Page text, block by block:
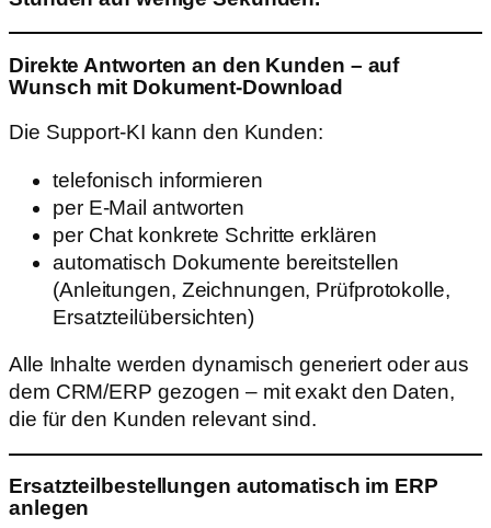
Direkte Antworten an den Kunden – auf
Wunsch mit Dokument-Download
Die Support-KI kann den Kunden:
telefonisch informieren
per E-Mail antworten
per Chat konkrete Schritte erklären
automatisch Dokumente bereitstellen
(Anleitungen, Zeichnungen, Prüfprotokolle,
Ersatzteilübersichten)
Alle Inhalte werden dynamisch generiert oder aus
dem CRM/ERP gezogen – mit exakt den Daten,
die für den Kunden relevant sind.
Ersatzteilbestellungen automatisch im ERP
anlegen